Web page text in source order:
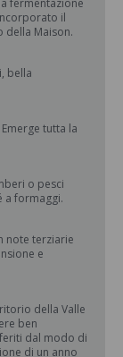
fermentazione
il
della Maison.
bella
tutta la
o pesci
a formaggi.
note terziarie
e
della Valle
ben
dal modo di
di un anno